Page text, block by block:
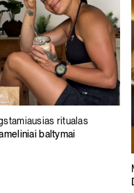
ritualas
baltymai